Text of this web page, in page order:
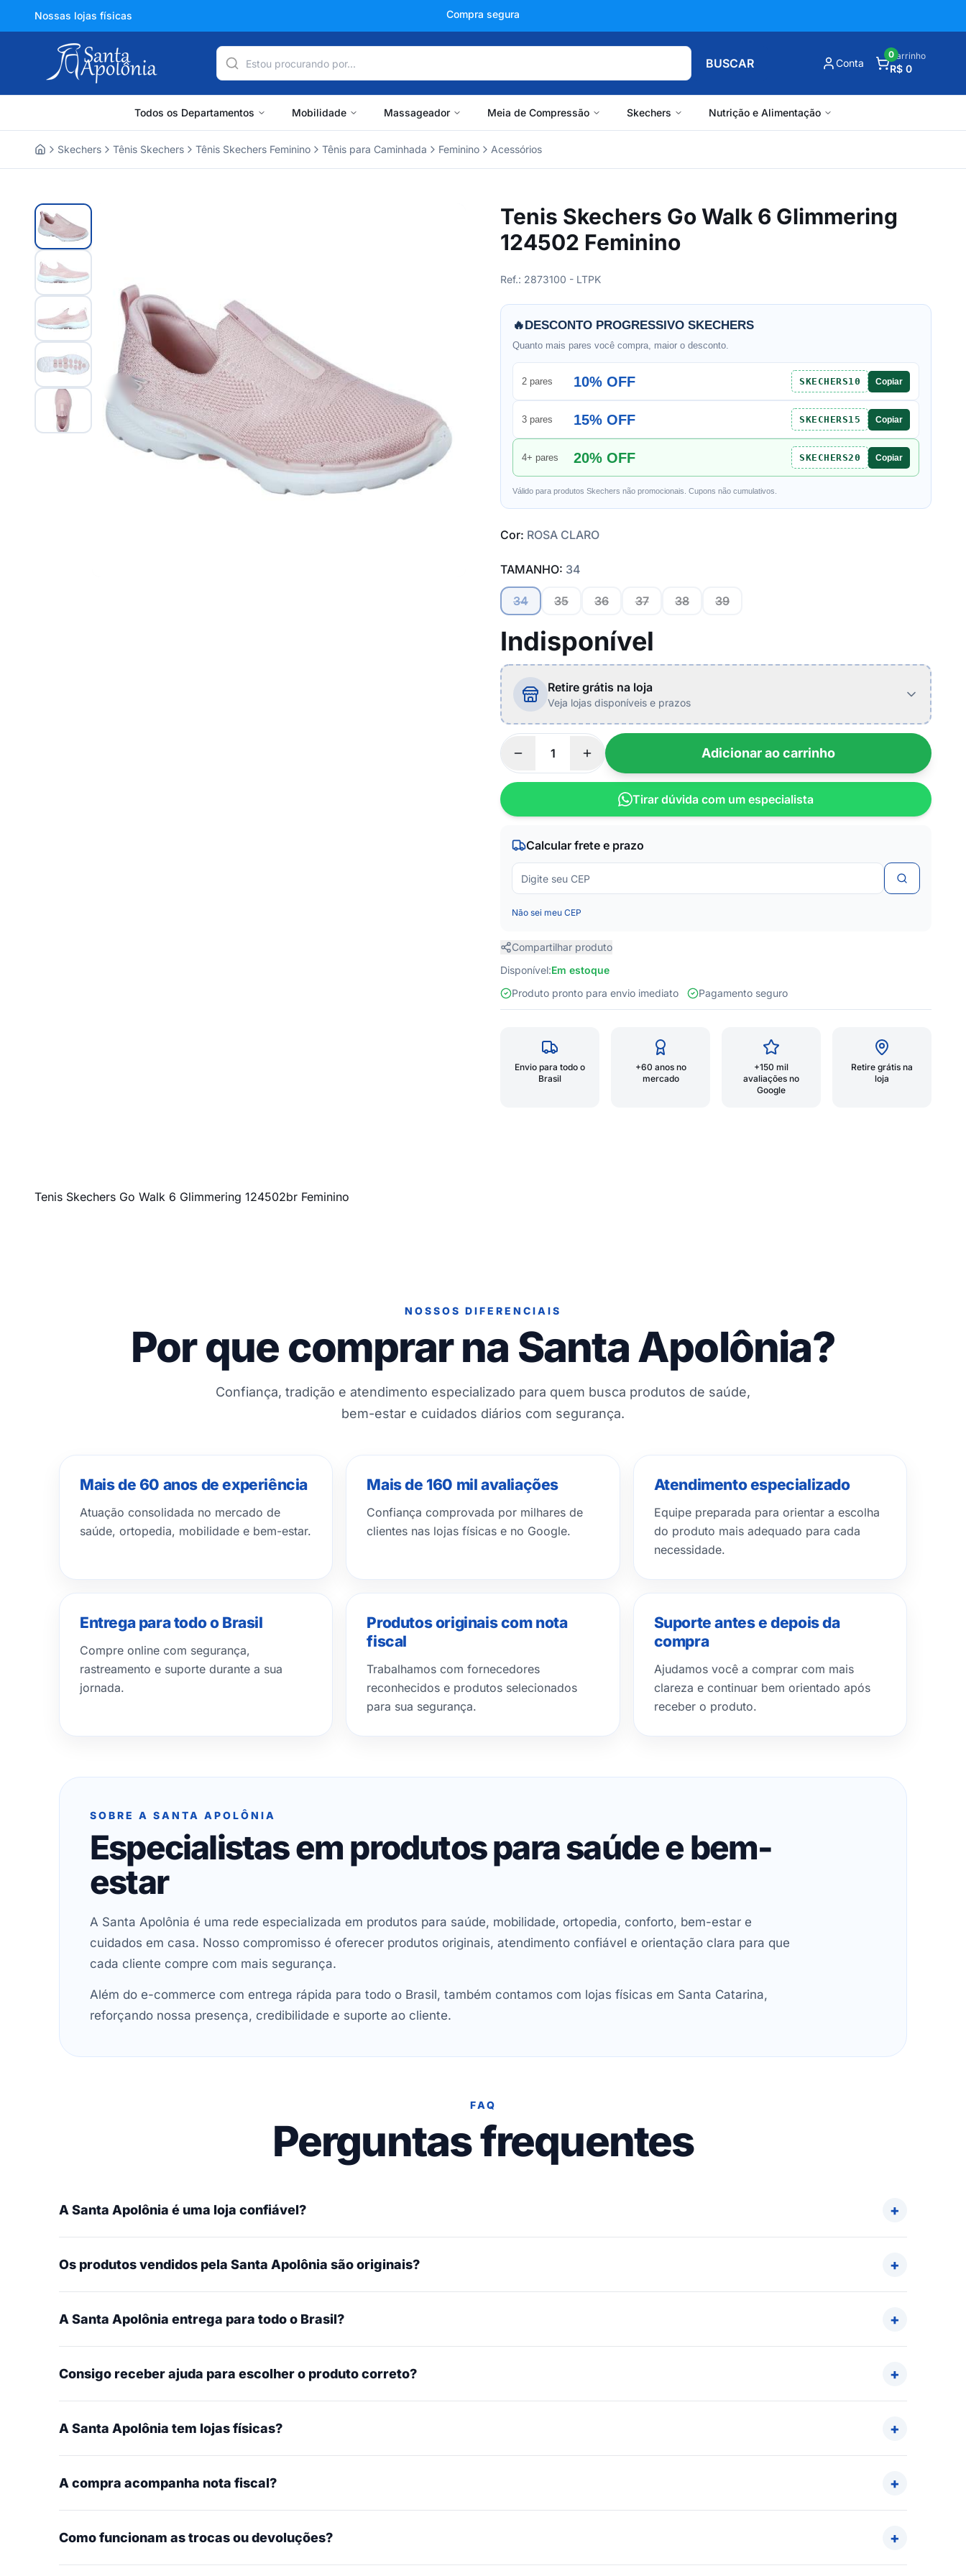
Nossas lojas físicas +150 mil avaliações
BUSCAR Conta
Carrinho
R$ 0
0
Todos os Departamentos Mobilidade Massageador Meia de Compressão Skechers Nutrição e Alimentação
Skechers Tênis Skechers Tênis Skechers Feminino Tênis para Caminhada Feminino Acessórios
Tenis Skechers Go Walk 6 Glimmering
124502 Feminino
Ref.: 2873100 - LTPK
🔥DESCONTO PROGRESSIVO SKECHERS
Quanto mais pares você compra, maior o desconto.
2 pares 10% OFF SKECHERS10 Copiar
3 pares 15% OFF SKECHERS15 Copiar
4+ pares 20% OFF SKECHERS20 Copiar
Válido para produtos Skechers não promocionais. Cupons não cumulativos.
Cor: ROSA CLARO
TAMANHO: 34
34 35 36 37 38 39
Indisponível
Retire grátis na loja
Veja lojas disponíveis e prazos
Adicionar ao carrinho
Tirar dúvida com um especialista
Calcular frete e prazo
Não sei meu CEP
Compartilhar produto
Disponível:Em estoque
Produto pronto para envio imediato
Pagamento seguro
Envio para todo o
Brasil
+60 anos no
mercado
+150 mil
avaliações no
Google
Retire grátis na
loja
Tenis Skechers Go Walk 6 Glimmering 124502br Feminino
NOSSOS DIFERENCIAIS
Por que comprar na Santa Apolônia?
Confiança, tradição e atendimento especializado para quem busca produtos de saúde,
bem-estar e cuidados diários com segurança.
Mais de 60 anos de experiência
Atuação consolidada no mercado de
saúde, ortopedia, mobilidade e bem-estar.
Mais de 160 mil avaliações
Confiança comprovada por milhares de
clientes nas lojas físicas e no Google.
Atendimento especializado
Equipe preparada para orientar a escolha
do produto mais adequado para cada
necessidade.
Entrega para todo o Brasil
Compre online com segurança,
rastreamento e suporte durante a sua
jornada.
Produtos originais com nota
fiscal
Trabalhamos com fornecedores
reconhecidos e produtos selecionados
para sua segurança.
Suporte antes e depois da
compra
Ajudamos você a comprar com mais
clareza e continuar bem orientado após
receber o produto.
SOBRE A SANTA APOLÔNIA
Especialistas em produtos para saúde e bem-
estar
A Santa Apolônia é uma rede especializada em produtos para saúde, mobilidade, ortopedia, conforto, bem-estar e
cuidados em casa. Nosso compromisso é oferecer produtos originais, atendimento confiável e orientação clara para que
cada cliente compre com mais segurança.
Além do e-commerce com entrega rápida para todo o Brasil, também contamos com lojas físicas em Santa Catarina,
reforçando nossa presença, credibilidade e suporte ao cliente.
FAQ
Perguntas frequentes
A Santa Apolônia é uma loja confiável?
Os produtos vendidos pela Santa Apolônia são originais?
A Santa Apolônia entrega para todo o Brasil?
Consigo receber ajuda para escolher o produto correto?
A Santa Apolônia tem lojas físicas?
A compra acompanha nota fiscal?
Como funcionam as trocas ou devoluções?